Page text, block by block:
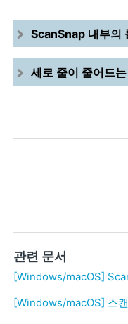
ScanSnap 내부의
세로 줄이 줄어드
관련 문서
[Windows/macOS]
[Windows/macOS] 스